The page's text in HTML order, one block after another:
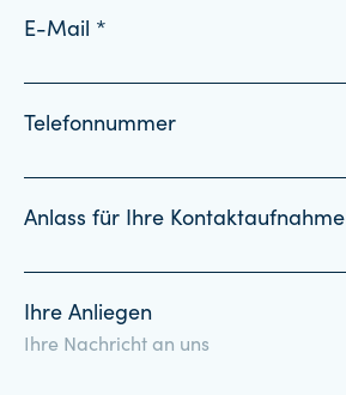
E-Mail *
Telefonnummer
Anlass für Ihre Kontaktaufnahme
Ihre Anliegen